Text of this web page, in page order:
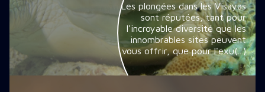
Les plongées dans les Visayas
sont réputées, tant pour
l'incroyable diversité que les
innombrables sites peuvent
vous offrir, que pour l'exu(...)